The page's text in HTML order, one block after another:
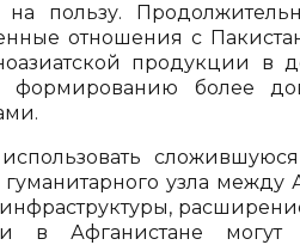
на пользу.
отношения с
продукции в
формированию более
узла между
Афганистане могут